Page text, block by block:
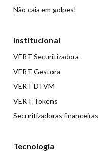
Não caia em golpes!
Institucional
VERT Securitizadora
VERT Gestora
VERT DTVM
VERT Tokens
Securitizadoras financeiras
Tecnologia